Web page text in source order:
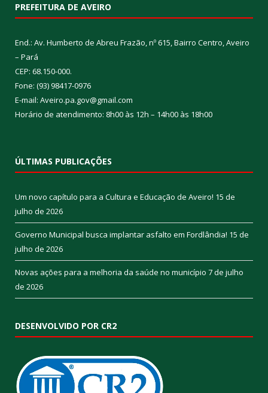
PREFEITURA DE AVEIRO
End.: Av. Humberto de Abreu Frazão, nº 615, Bairro Centro, Aveiro
– Pará
CEP: 68.150-000.
Fone: (93) 98417-0976
E-mail: Aveiro.pa.gov@gmail.com
Horário de atendimento: 8h00 às 12h – 14h00 às 18h00
ÚLTIMAS PUBLICAÇÕES
Um novo capítulo para a Cultura e Educação de Aveiro! 15 de
julho de 2026
Governo Municipal busca implantar asfalto em Fordlândia! 15 de
julho de 2026
Novas ações para a melhoria da saúde no município 7 de julho
de 2026
DESENVOLVIDO POR CR2